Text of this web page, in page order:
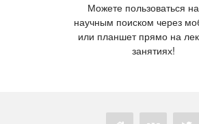
Можете пользоваться
научным поиском через
или планшет прямо на
занятиях!